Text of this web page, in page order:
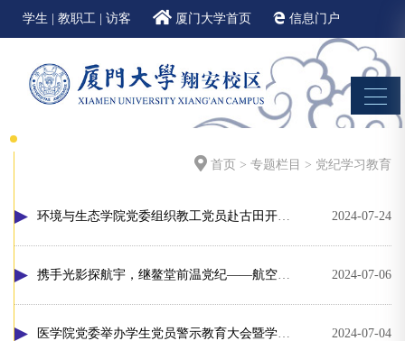
学生 教职工 访客 厦门大学首页 信息门户
首页 > 专题栏目 > 党纪学习教育
环境与生态学院党委组织教工党员赴古田开展党纪学习教育实践教学 2024-07-24
携手光影探航宇，继鳌堂前温党纪——航空航天学院党委开展文化科技实践学习主题活动 2024-07-06
医学院党委举办学生党员警示教育大会暨学生党员素质提升计划启动仪式 2024-07-04